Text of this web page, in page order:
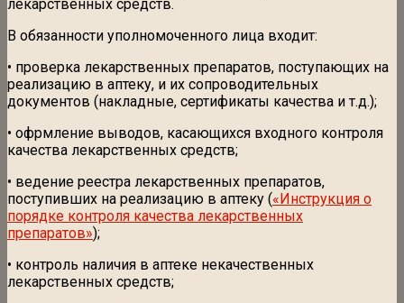
лекарственных средств.
В обязанности уполномоченного лица входит:
• проверка лекарственных препаратов, поступающих на
реализацию в аптеку, и их сопроводительных
документов (накладные, сертификаты качества и т.д.);
• офрмление выводов, касающихся входного контроля
качества лекарственных средств;
• ведение реестра лекарственных препаратов,
поступивших на реализацию в аптеку («Инструкция о
порядке контроля качества лекарственных
препаратов»);
• контроль наличия в аптеке некачественных
лекарственных средств;